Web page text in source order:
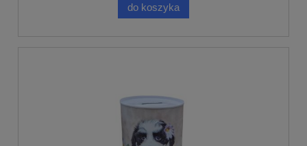
do koszyka